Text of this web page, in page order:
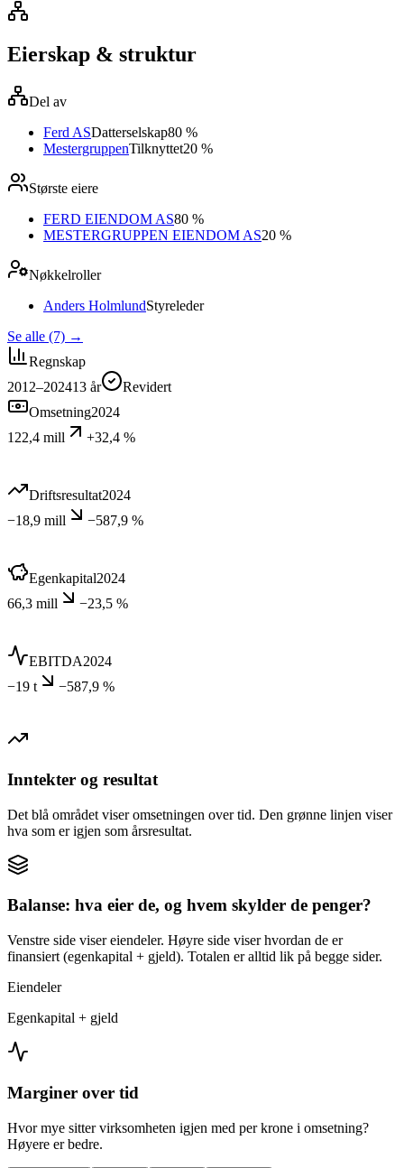
Eierskap & struktur
Del av
Ferd ASDatterselskap80 %
MestergruppenTilknyttet20 %
Største eiere
FERD EIENDOM AS80 %
MESTERGRUPPEN EIENDOM AS20 %
Nøkkelroller
Anders HolmlundStyreleder
Se alle (7) →
Regnskap
2012–202413 år
Revidert
Omsetning2024
122,4 mill
+32,4 %
Driftsresultat2024
−18,9 mill
−587,9 %
Egenkapital2024
66,3 mill
−23,5 %
EBITDA2024
−19 t
−587,9 %
Inntekter og resultat
Det blå området viser omsetningen over tid. Den grønne linjen viser
hva som er igjen som årsresultat.
Balanse: hva eier de, og hvem skylder de penger?
Venstre side viser eiendeler. Høyre side viser hvordan de er
finansiert (egenkapital + gjeld). Totalen er alltid lik på begge sider.
Eiendeler
Egenkapital + gjeld
Marginer over tid
Hvor mye sitter virksomheten igjen med per krone i omsetning?
Høyere er bedre.